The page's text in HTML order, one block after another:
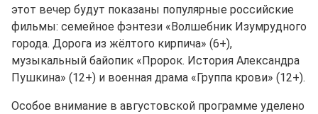
этот вечер будут показаны популярные российские
фильмы: семейное фэнтези «Волшебник Изумрудного
города. Дорога из жёлтого кирпича» (6+),
музыкальный байопик «Пророк. История Александра
Пушкина» (12+) и военная драма «Группа крови» (12+).
Особое внимание в августовской программе уделено